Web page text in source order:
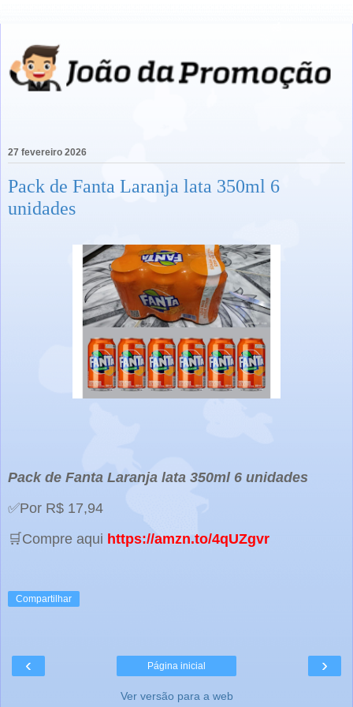
27 fevereiro 2026
Pack de Fanta Laranja lata 350ml 6
unidades
Pack de Fanta Laranja lata 350ml 6 unidades
✅Por R$ 17,94
🛒Compre aqui https://amzn.to/4qUZgvr
Compartilhar
‹ ›
Página inicial
Ver versão para a web